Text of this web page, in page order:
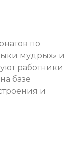
по
мудрых» и
работники
базе
и